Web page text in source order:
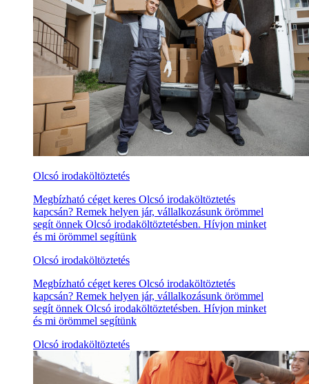
Olcsó irodaköltöztetés
Megbízható céget keres Olcsó irodaköltöztetés
kapcsán? Remek helyen jár, vállalkozásunk örömmel
segít önnek Olcsó irodaköltöztetésben. Hívjon minket
és mi örömmel segítünk
Olcsó irodaköltöztetés
Megbízható céget keres Olcsó irodaköltöztetés
kapcsán? Remek helyen jár, vállalkozásunk örömmel
segít önnek Olcsó irodaköltöztetésben. Hívjon minket
és mi örömmel segítünk
Olcsó irodaköltöztetés